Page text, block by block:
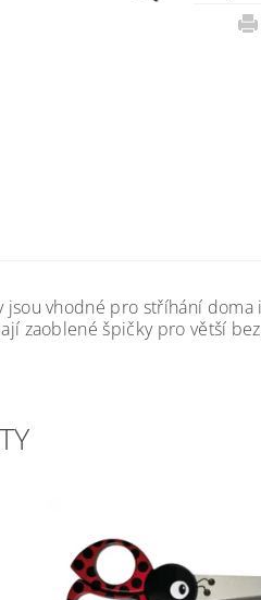
jsou vhodné pro stříhání
zaoblené špičky pro větší